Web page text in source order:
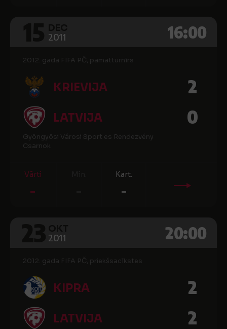
2011 16:00
2012. gada FIFA PČ, pamatturnīrs
KRIEVIJA 2
LATVIJA 0
Gyöngyösi Városi Sport es Rendezvény
Csarnok
Vārti
-
Kart.
-
2011 20:00
2012. gada FIFA PČ, priekšsacīkstes
KIPRA 2
LATVIJA 2